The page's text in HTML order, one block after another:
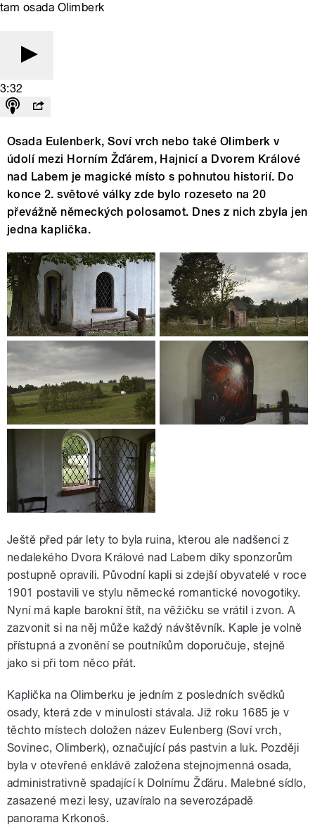
tam osada Olimberk
3:32
Osada Eulenberk, Soví vrch nebo také Olimberk v
údolí mezi Horním Žďárem, Hajnicí a Dvorem Králové
nad Labem je magické místo s pohnutou historií. Do
konce 2. světové války zde bylo rozeseto na 20
převážně německých polosamot. Dnes z nich zbyla jen
jedna kaplička.
Ještě před pár lety to byla ruina, kterou ale nadšenci z
nedalekého Dvora Králové nad Labem díky sponzorům
postupně opravili. Původní kapli si zdejší obyvatelé v roce
1901 postavili ve stylu německé romantické novogotiky.
Nyní má kaple barokní štít, na věžičku se vrátil i zvon. A
zazvonit si na něj může každý návštěvník. Kaple je volně
přístupná a zvonění se poutníkům doporučuje, stejně
jako si při tom něco přát.
Kaplička na Olimberku je jedním z posledních svědků
osady, která zde v minulosti stávala. Již roku 1685 je v
těchto místech doložen název Eulenberg (Soví vrch,
Sovinec, Olimberk), označující pás pastvin a luk. Později
byla v otevřené enklávě založena stejnojmenná osada,
administrativně spadající k Dolnímu Žďáru. Malebné sídlo,
zasazené mezi lesy, uzavíralo na severozápadě
panorama Krkonoš.